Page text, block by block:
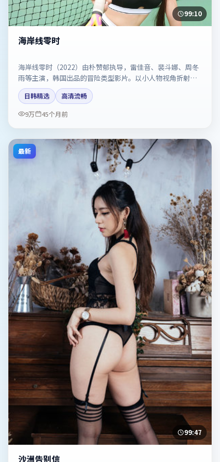
99:10
海岸线零时
海岸线零时（2022）由朴赞郁执导，雷佳音、裴斗娜、周冬
雨等主演，韩国出品的冒险类型影片。以小人物视角折射时
代切片。剧情简介与主创信息可供检索参考，上映日期以片
方资料为准。
日韩精选
高清流畅
9万
45个月前
最新
99:47
沙洲告别信